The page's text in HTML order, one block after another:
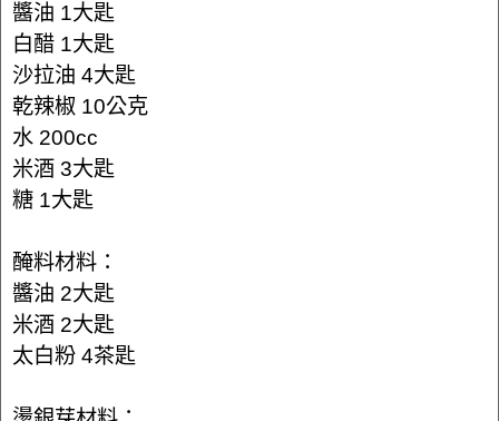
醬油 1大匙
白醋 1大匙
沙拉油 4大匙
乾辣椒 10公克
水 200cc
米酒 3大匙
糖 1大匙
醃料材料：
醬油 2大匙
米酒 2大匙
太白粉 4茶匙